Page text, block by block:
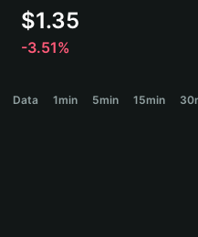
Español
Español (Argentina)
$1.35
-3.51%
Data 1min 5min 15min